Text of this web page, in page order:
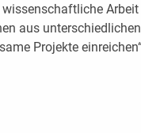
aus
Projekte